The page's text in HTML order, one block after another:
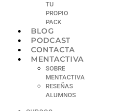
TU
PROPIO
PACK
BLOG
PODCAST
CONTACTA
MENTACTIVA
SOBRE
MENTACTIVA
RESEÑAS
ALUMNOS